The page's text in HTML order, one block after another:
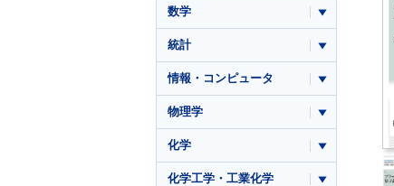
数学
統計
情報・コンピュータ
物理学
化学
化学工学・工業化学